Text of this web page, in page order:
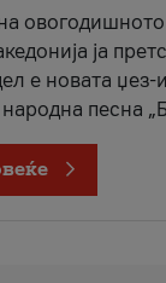
ја
е новата џез-
песна